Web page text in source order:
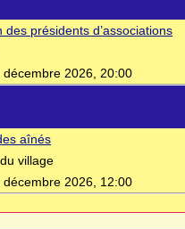
des présidents d’associations
décembre 2026, 20:00
aînés
village
décembre 2026, 12:00